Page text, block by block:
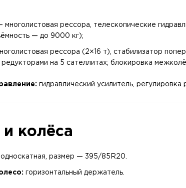
многолистовая рессора, телескопические
— до 9000 кг);
рессора (2×16 т), стабилизатор
на 5 сателлитах; блокировка
гидравлический усилитель,
колёса
односкатная, размер — 395/85R20.
горизонтальный держатель.